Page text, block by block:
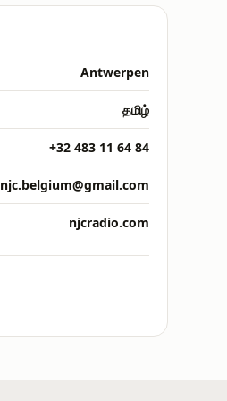
Antwerpen
தமிழ்
+32 483 11 64 84
njc.belgium@gmail.com
njcradio.com